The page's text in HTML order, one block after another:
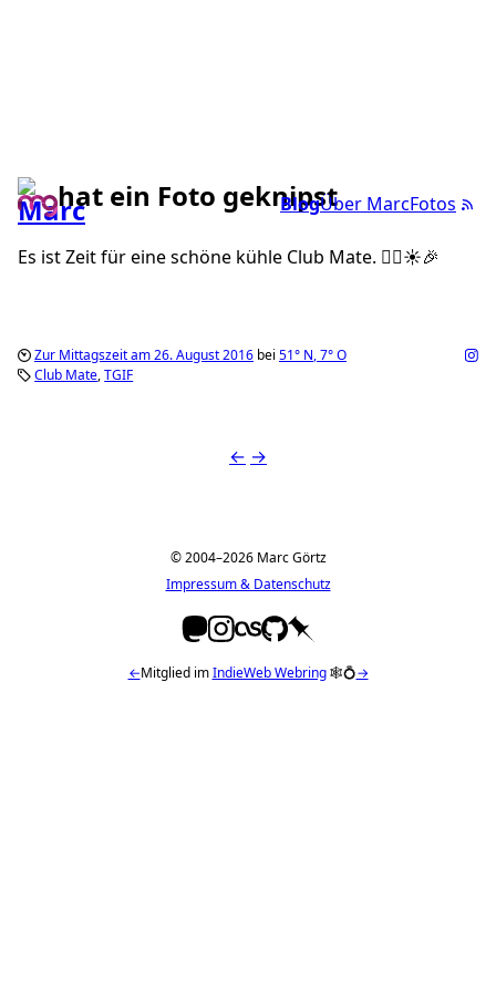
BlogÜber MarcFotos
hat ein Foto geknipst
Es ist Zeit für eine schöne kühle Club Mate. ✌🏼️☀️🎉
Zur Mittagszeit am 26. August 2016 bei 51° N,7°O
Club Mate TGIF
← →
© 2004–2026 Marc Görtz
Impressum & Datenschutz
←Mitglied imIndieWeb Webring🕸💍→